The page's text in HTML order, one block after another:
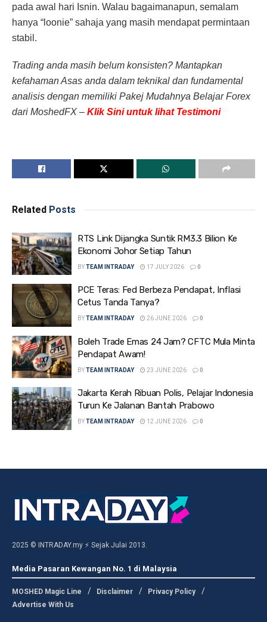
pada awal hari Isnin. Walau bagaimanapun, semalam
hanya “loonie” sahaja yang masih mendapat permintaan
stabil.
Trading anda masih belum konsisten? Mantapkan
kefahaman Asas anda dalam teknikal dan fundamental
analisis dengan memiliki Pakej Mudahnya Belajar Forex
dari MoshedFX – Klik Sini untuk lihat Testimoni
Related Posts
RTS Link Dijangka Suntik RM3.3 Bilion Ke
Ekonomi Johor Setiap Tahun
BYTEAM INTRADAY 17 JULY 2026 0
PCE Teras: Fed Berbeza Pendapat, Inflasi
Cetus Tanda Tanya?
BYTEAM INTRADAY 26 JUNE 2026 0
Boleh Trade Emas 24 Jam? CFTC Mula Minta
Pendapat Awam!
BYTEAM INTRADAY 23 JUNE 2026 0
Jakarta Kerah Ribuan Polis, Pelajar Indonesia
Turun Ke Jalanan Bantah Prabowo
BYTEAM INTRADAY 12 JUNE 2026 0
2025 © INTRADAY.my ⚡ Sejak Julai 2013.
Media Pasaran Kewangan No. 1 di Malaysia
MOSHED Magic Line Disclaimer
Privacy Policy
Advertise With Us